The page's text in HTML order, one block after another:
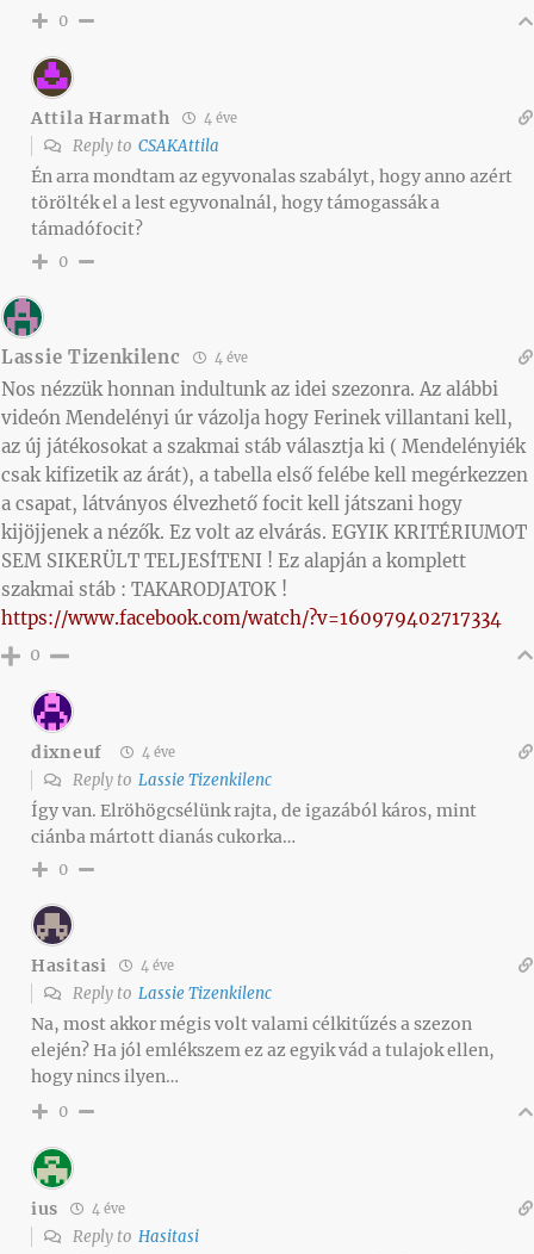
0
Attila Harmath 4 éve
Reply to CSAKAttila
Én arra mondtam az egyvonalas szabályt, hogy anno azért
törölték el a lest egyvonalnál, hogy támogassák a
támadófocit?
0
Lassie Tizenkilenc 4 éve
Nos nézzük honnan indultunk az idei szezonra. Az alábbi
videón Mendelényi úr vázolja hogy Ferinek villantani kell,
az új játékosokat a szakmai stáb választja ki ( Mendelényiék
csak kifizetik az árát), a tabella első felébe kell megérkezzen
a csapat, látványos élvezhető focit kell játszani hogy
kijöjjenek a nézők. Ez volt az elvárás. EGYIK KRITÉRIUMOT
SEM SIKERÜLT TELJESÍTENI ! Ez alapján a komplett
szakmai stáb : TAKARODJATOK !
https://www.facebook.com/watch/?v=160979402717334
0
dixneuf 4 éve
Reply to Lassie Tizenkilenc
Így van. Elröhögcsélünk rajta, de igazából káros, mint
ciánba mártott dianás cukorka…
0
Hasitasi 4 éve
Reply to Lassie Tizenkilenc
Na, most akkor mégis volt valami célkitűzés a szezon
elején? Ha jól emlékszem ez az egyik vád a tulajok ellen,
hogy nincs ilyen…
0
ius 4 éve
Reply to Hasitasi